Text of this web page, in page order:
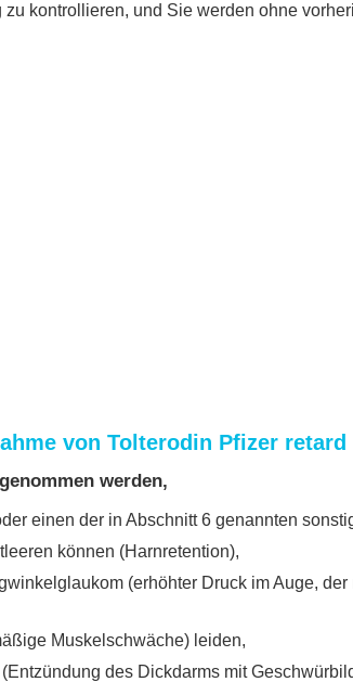
kontrollieren, und Sie werden ohne
von Tolterodin Pfizer retard
werden,
einen der in Abschnitt 6 genannten
können (Harnretention),
(erhöhter Druck im Auge,
Muskelschwäche) leiden,
des Dickdarms mit